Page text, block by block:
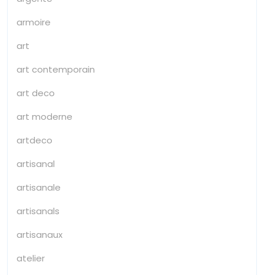
armoire
art
art contemporain
art deco
art moderne
artdeco
artisanal
artisanale
artisanals
artisanaux
atelier